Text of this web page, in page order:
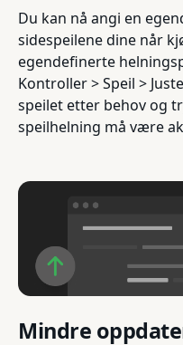
Du kan nå angi en
sidespeilene dine når
egendefinerte
Kontroller > Speil >
speilet etter behov og
speilhelning må være
Mindre